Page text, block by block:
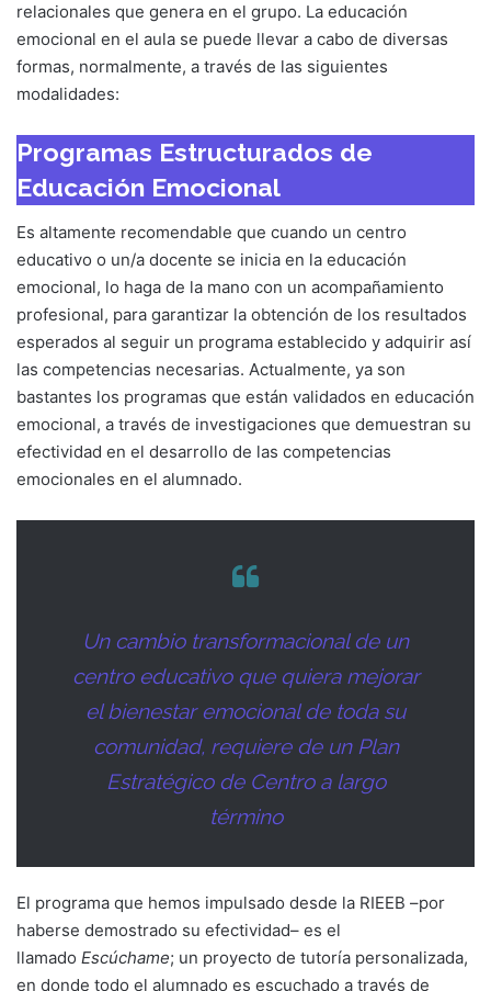
relacionales que genera en el grupo. La educación
emocional en el aula se puede llevar a cabo de diversas
formas, normalmente, a través de las siguientes
modalidades:
Programas Estructurados de
Educación Emocional
Es altamente recomendable que cuando un centro
educativo o un/a docente se inicia en la educación
emocional, lo haga de la mano con un acompañamiento
profesional, para garantizar la obtención de los resultados
esperados al seguir un programa establecido y adquirir así
las competencias necesarias. Actualmente, ya son
bastantes los programas que están validados en educación
emocional, a través de investigaciones que demuestran su
efectividad en el desarrollo de las competencias
emocionales en el alumnado.
Un cambio transformacional de un
centro educativo que quiera mejorar
el bienestar emocional de toda su
comunidad, requiere de un Plan
Estratégico de Centro a largo
término
El programa que hemos impulsado desde la RIEEB –por
haberse demostrado su efectividad– es el
llamado Escúchame; un proyecto de tutoría personalizada,
en donde todo el alumnado es escuchado a través de